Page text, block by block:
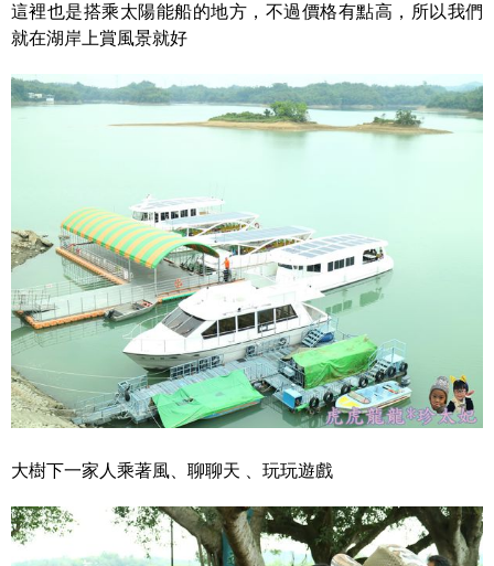
這裡也是搭乘太陽能船的地方，不過價格有點高，所以我們
就在湖岸上賞風景就好
大樹下一家人乘著風、聊聊天 、玩玩遊戲